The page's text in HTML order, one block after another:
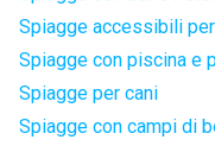
Spiagge accessibili
Spiagge con piscina e
Spiagge per cani
Spiagge con campi di